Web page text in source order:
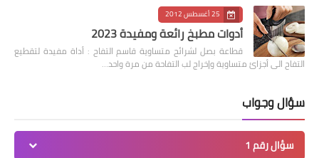
25 أغسطس 2012
أدوات مطبخ رائعة ومفيدة 2023
قطاعة بصل لشرائح متساوية قاسم التفاح : أداة مفيدة لتقطيع
التفاح الى أجزائ متساوية وإخراج لب التفاحة من مرة واحد…
سؤال وجواب
سؤال رقم 1